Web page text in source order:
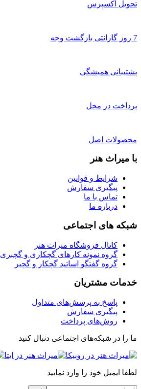
تحویل اکسپرس
7 روز گارانتی بازگشت وجه
پشتیبانی همیشگی
پرداخت در محل
محصولات اصل
با میراث هنر
شرایط و قوانین
پیگیری سفارش
تماس با ما
درباره ما
شبکه های اجتماعی
کانال فروشگاه میراث هنر
گروه نمونه کارهای گچکاری و گچبری
گروه گفتگو اساتید گچکار و گچبر
خدمات مشتریان
پاسخ به پرسش‌های متداول
پیگیری سفارش
روش‌های پرداخت
ما را در شبکه‌های اجتماعی دنبال کنید
لطفا ایمیل خود را وارد نمایید